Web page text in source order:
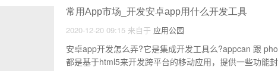
常用App市场_开发安卓app用什么开发工具
2020-12-20 09:15 来自于 应用公园
安卓app开发怎么弄?它是集成开发工具么?appcan 跟
都是基于html5来开发跨平台的移动应用，提供一些功能